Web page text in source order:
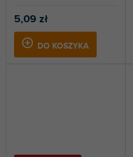
5,09 zł
DO KOSZYKA